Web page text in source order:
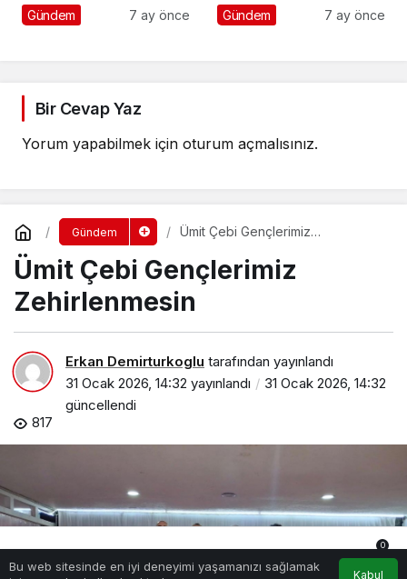
Ziyaret
Gündem 7 ay önce
mesajı
Gündem 7 ay önce
Bir Cevap Yaz
Yorum yapabilmek için oturum açmalısınız.
Gündem
Ümit Çebi Gençlerimiz
Ümit Çebi Gençlerimiz
Zehirlenmesin
Erkan Demirturkoglu tarafından yayınlandı
31 Ocak 2026, 14:32 yayınlandı
31 Ocak 2026, 14:32
güncellendi
817
Bu web sitesinde en iyi deneyimi yaşamanızı sağlamak
Kabul
Anasayfa Akış Hesabım Bildirimler
0